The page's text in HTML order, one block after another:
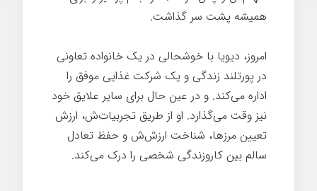
همیشه پشت سر گذاشت.
امروز، دیویا با خوشحالی در یک خانواده تعاونی
در پورتلند زندگی و یک شرکت غذایی موفق را
اداره می‌کند. و در عین حال برای سایر علایق خود
نیز وقت می‌گذارد. او از طریق تجربیات‌ش، ارزش
تعیین مرزها، شناخت ارزش‌ش و حفظ تعادل
سالم بین کاروزندگی شخصی را درک می‌کند.